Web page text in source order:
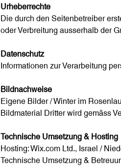
Urheberrechte
Die durch den Seitenbetreiber
oder Verbreitung ausserhalb der
Datenschutz
Informationen zur Verarbeitung
Bildnachweise
Eigene Bilder / Winter im
Bildmaterial Dritter wird gemäss
Technische Umsetzung & Hosting
Hosting: Wix.com Ltd., Israel /
Technische Umsetzung &